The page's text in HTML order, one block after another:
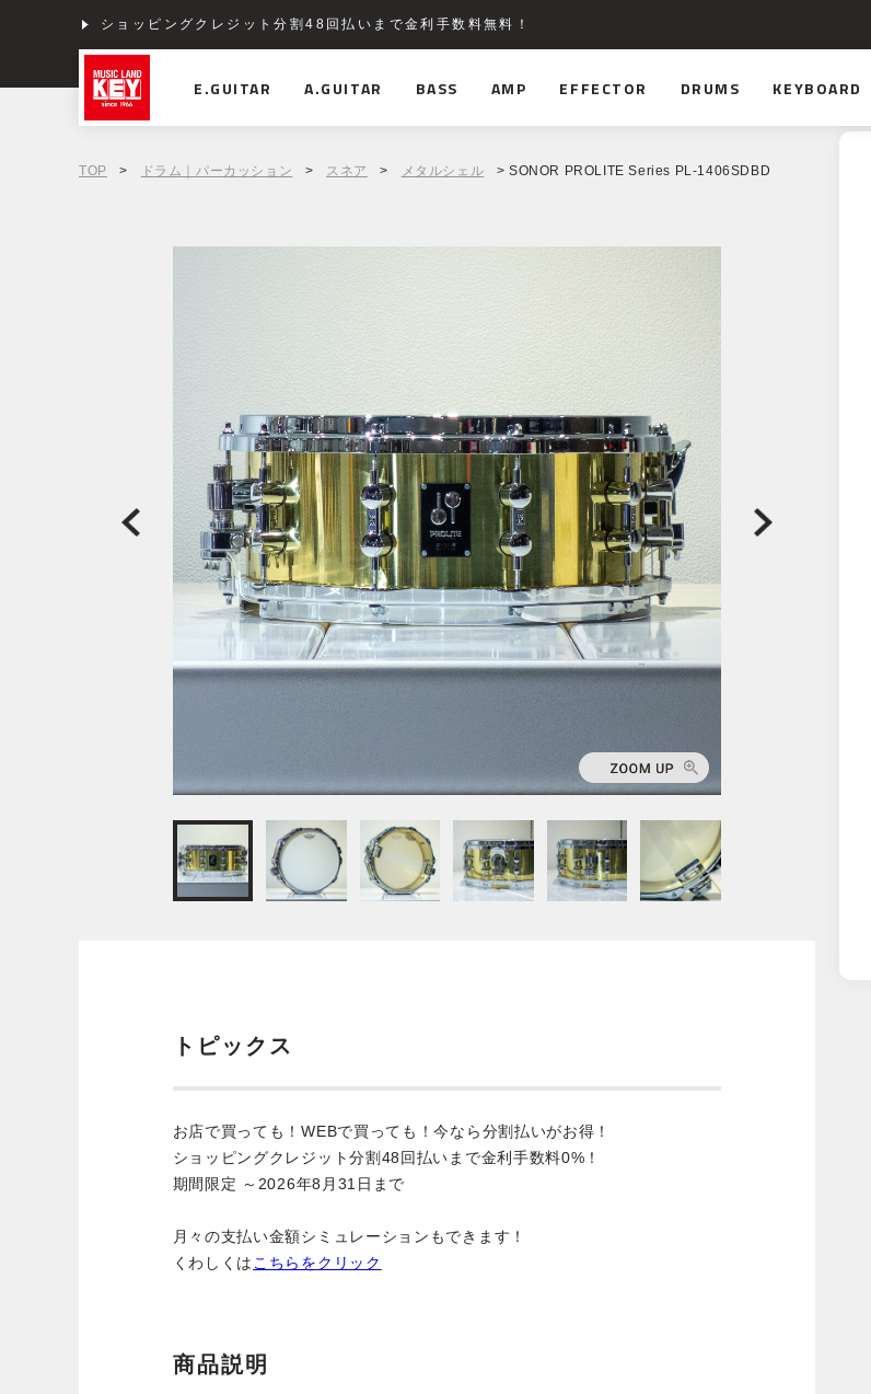
ショッピングクレジット分割48回払いまで金利手数料無料！
E.GUITAR A.GUITAR BASS AMP EFFECTOR DRUMS KEYBOARD
TOP > ドラム｜パーカッション > スネア > メタルシェル > SONOR PROLITE Series PL-1406SDBD
トピックス
お店で買っても！WEBで買っても！今なら分割払いがお得！
ショッピングクレジット分割48回払いまで金利手数料0%！
期間限定 ～2026年8月31日まで
月々の支払い金額シミュレーションもできます！
くわしくは こちらをクリック
商品説明